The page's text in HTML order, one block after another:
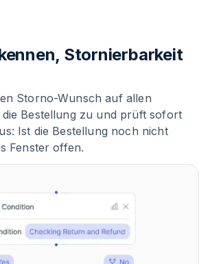
Stornierbarkeit
Storno-Wunsch auf allen
Bestellung zu und prüft sofort
Ist die Bestellung noch nicht
Fenster offen.